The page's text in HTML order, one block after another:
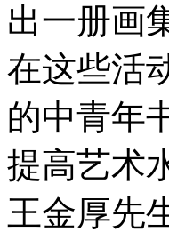
出一册画
在这些活
的中青年
提高艺术
王金厚先